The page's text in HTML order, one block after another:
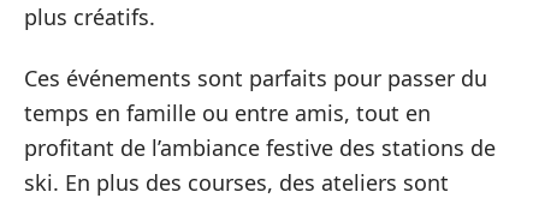
plus créatifs.
Ces événements sont parfaits pour passer du
temps en famille ou entre amis, tout en
profitant de l’ambiance festive des stations de
ski. En plus des courses, des ateliers sont